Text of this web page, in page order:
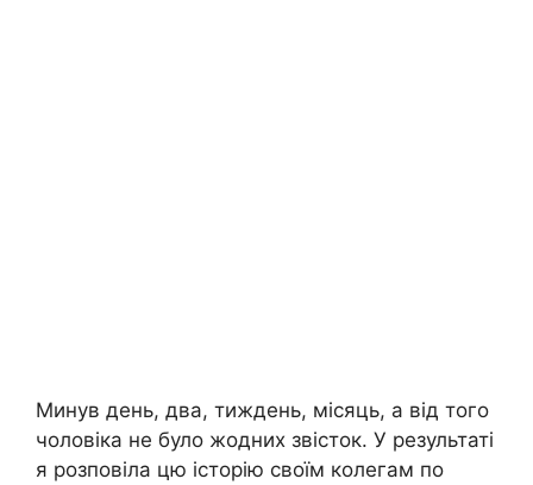
Минув день, два, тиждень, місяць, а від того
чоловіка не було жодних звісток. У результаті
я розповіла цю історію своїм колегам по